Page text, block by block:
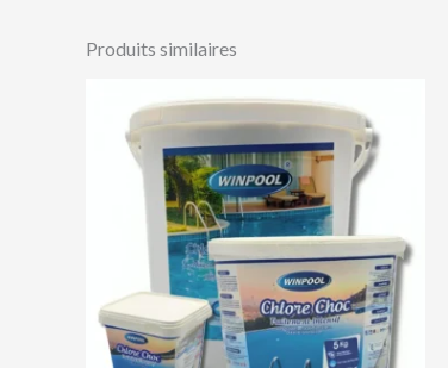
Produits similaires
de
prix :
2,000 د.ج
à
21,500 د.ج